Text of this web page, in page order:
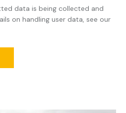
data is being collected and
on handling user data, see our